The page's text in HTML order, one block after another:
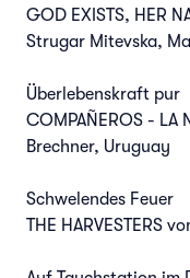
GOD EXISTS, HER
Strugar Mitevska,
Überlebenskraft pur
COMPAÑEROS - LA
Brechner, Uruguay
Schwelendes Feuer
THE HARVESTERS